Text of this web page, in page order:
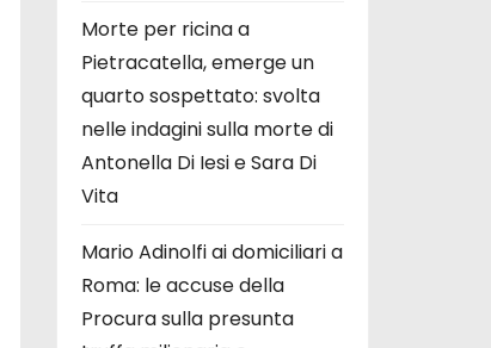
Morte per ricina a
Pietracatella, emerge un
quarto sospettato: svolta
nelle indagini sulla morte di
Antonella Di Iesi e Sara Di
Vita
Mario Adinolfi ai domiciliari a
Roma: le accuse della
Procura sulla presunta